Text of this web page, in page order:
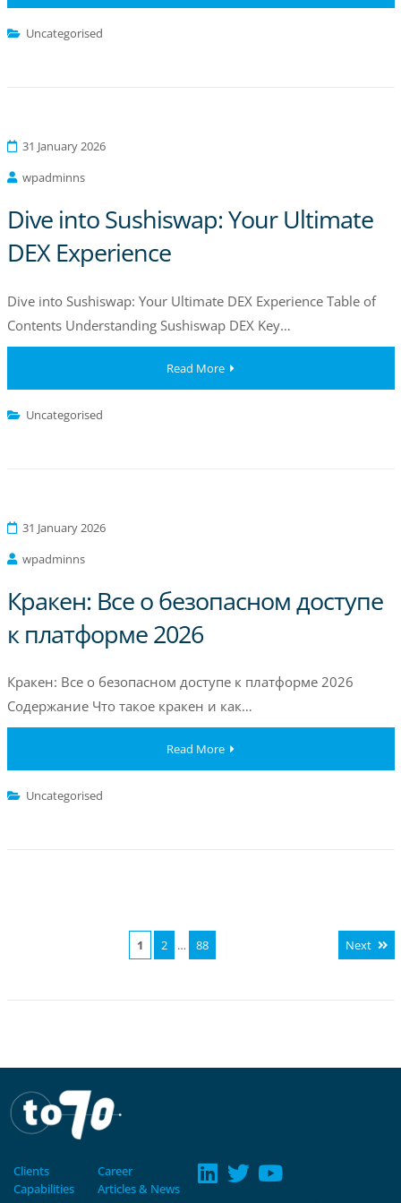
Uncategorised
31 January 2026
wpadminns
Dive into Sushiswap: Your Ultimate
DEX Experience
Dive into Sushiswap: Your Ultimate DEX Experience Table of
Contents Understanding Sushiswap DEX Key…
Read More
Uncategorised
31 January 2026
wpadminns
Кракен: Все о безопасном доступе
к платформе 2026
Кракен: Все о безопасном доступе к платформе 2026
Содержание Что такое кракен и как…
Read More
Uncategorised
1 2 … 88 Next
Clients
Capabilities
Career
Articles & News